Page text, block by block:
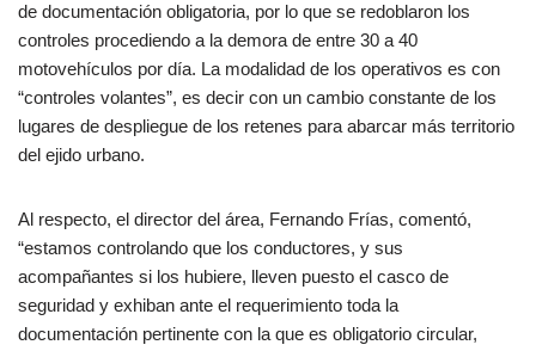
de documentación obligatoria, por lo que se redoblaron los
controles procediendo a la demora de entre 30 a 40
motovehículos por día. La modalidad de los operativos es con
“controles volantes”, es decir con un cambio constante de los
lugares de despliegue de los retenes para abarcar más territorio
del ejido urbano.
Al respecto, el director del área, Fernando Frías, comentó,
“estamos controlando que los conductores, y sus
acompañantes si los hubiere, lleven puesto el casco de
seguridad y exhiban ante el requerimiento toda la
documentación pertinente con la que es obligatorio circular,